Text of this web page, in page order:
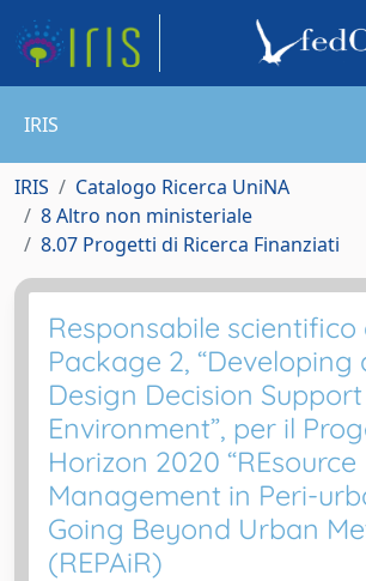
IRIS
IRIS
Catalogo Ricerca UniNA
8 Altro non ministeriale
8.07 Progetti di Ricerca Finanziati
Responsabile
Package 2, “Developing
Design Decision Support
Environment”, per il
Horizon 2020 “REsource
Management in Peri-
Going Beyond Urban
(REPAiR)